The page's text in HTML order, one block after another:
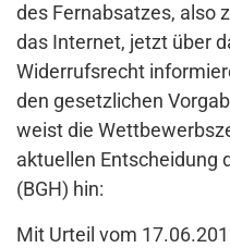
des Fernabsatzes, also
das Internet, jetzt über
Widerrufsrecht
den gesetzlichen
weist die
aktuellen Entscheidung
(BGH) hin:
Mit Urteil vom